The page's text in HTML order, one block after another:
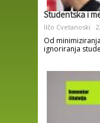
Studentska i
Ilčo Cvetanoski
Od
ignoriranja